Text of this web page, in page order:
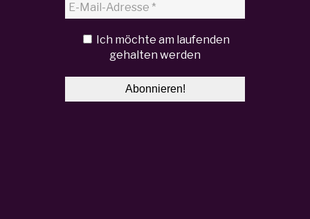
Ich möchte am laufenden
gehalten werden